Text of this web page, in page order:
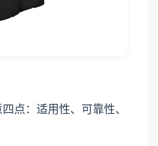
：适用性、可靠性、